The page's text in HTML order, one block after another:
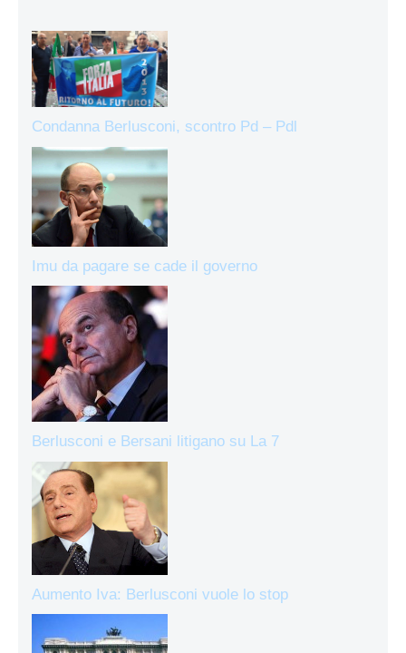
Condanna Berlusconi, scontro Pd – Pdl
Imu da pagare se cade il governo
Berlusconi e Bersani litigano su La 7
Aumento Iva: Berlusconi vuole lo stop